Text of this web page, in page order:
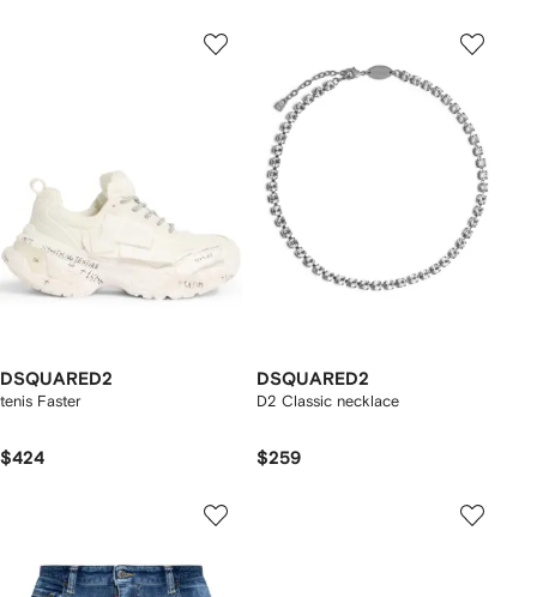
DSQUARED2
tenis Faster
$424
DSQUARED2
D2 Classic necklace
$259